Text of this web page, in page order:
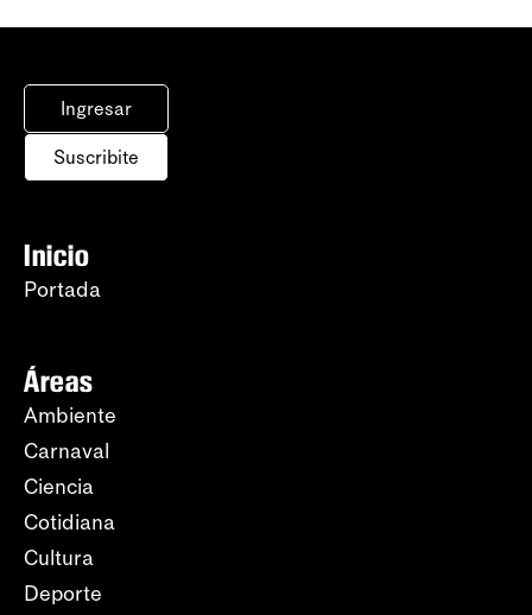
Ingresar
Suscribite
Inicio
Portada
Áreas
Ambiente
Carnaval
Ciencia
Cotidiana
Cultura
Deporte